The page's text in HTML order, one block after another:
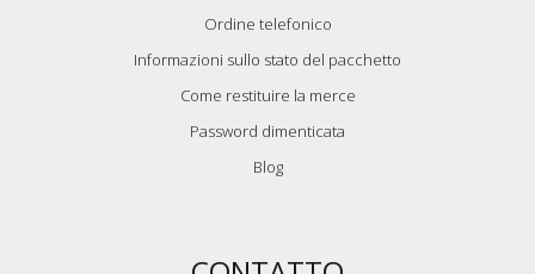
Ordine telefonico
Informazioni sullo stato del pacchetto
Come restituire la merce
Password dimenticata
Blog